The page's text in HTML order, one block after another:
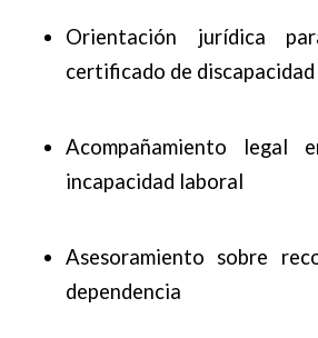
Orientación jurídica
certificado de discapacidad
Acompañamiento legal
incapacidad laboral
Asesoramiento sobre
dependencia